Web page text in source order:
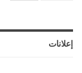
إعلانات